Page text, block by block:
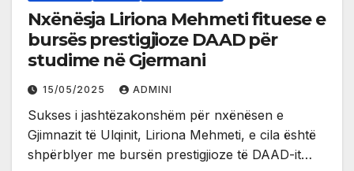
Nxënësja Liriona Mehmeti fituese e
bursës prestigjioze DAAD për
studime në Gjermani
15/05/2025 ADMINI
Sukses i jashtëzakonshëm për nxënësen e
Gjimnazit të Ulqinit, Liriona Mehmeti, e cila është
shpërblyer me bursën prestigjioze të DAAD-it…